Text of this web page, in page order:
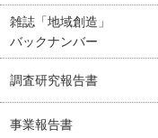
雑誌「地域創造」
バックナンバー
調査研究報告書
事業報告書